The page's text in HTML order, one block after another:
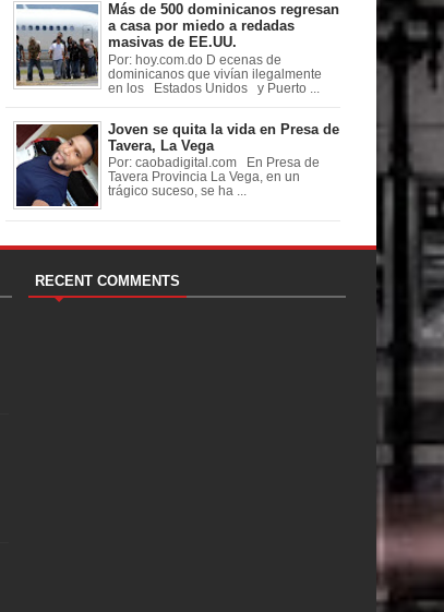
Más de 500 dominicanos regresan
a casa por miedo a redadas
masivas de EE.UU.
Por: hoy.com.do D ecenas de
dominicanos que vivían ilegalmente
en los Estados Unidos y Puerto ...
Joven se quita la vida en Presa de
Tavera, La Vega
Por: caobadigital.com En Presa de
Tavera Provincia La Vega, en un
trágico suceso, se ha ...
RECENT COMMENTS